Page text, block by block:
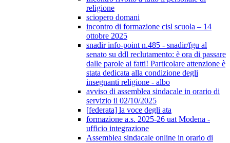
religione
sciopero domani
incontro di formazione cisl scuola – 14
ottobre 2025
snadir info-point n.485 - snadir/fgu al
senato su ddl reclutamento: è ora di passare
dalle parole ai fatti! Particolare attenzione è
stata dedicata alla condizione degli
insegnanti religione - albo
avviso di assemblea sindacale in orario di
servizio il 02/10/2025
[federata] la voce degli ata
formazione a.s. 2025-26 uat Modena -
ufficio integrazione
Assemblea sindacale online in orario di